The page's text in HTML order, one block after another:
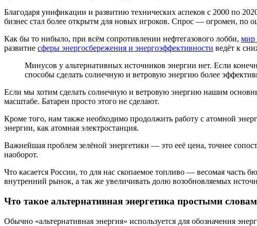
Благодаря унификации и развитию технических аспеков с 2000 по
бизнес стал более открытм для новых игроков. Спрос — огромен, по
Как бы то нибыло, при всём сопротивлении нефтегазового лобби, мир
развитие сферы энергосбережения и энергоэффективности ведёт к
Минусов у альтернативных источников энергии нет. Если
способы сделать солнечную и ветровую энергию более
Если мы хотим сделать солнечную и ветровую энергию нашим
масштабе. Батареи просто этого не сделают.
Кроме того, нам также необходимо продолжить работу с атомной
энергии, как атомная электростанция.
Важнейшая проблем зелёной энергетики — это ееё цена, точнее
наоборот.
Что касается России, то для нас скопаемое топливо — весомая часть
внутренний рынок, а так же увеличивать долю возобновляемых
Что такое альтернативная энергетика простыми
Обычно «альтернативная энергия» используется для обозначения